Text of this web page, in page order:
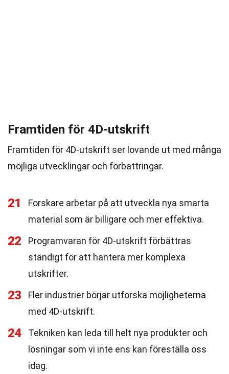
Framtiden för 4D-utskrift
Framtiden för 4D-utskrift ser lovande ut med många
möjliga utvecklingar och förbättringar.
21
Forskare arbetar på att utveckla nya smarta
material som är billigare och mer effektiva.
22
Programvaran för 4D-utskrift förbättras
ständigt för att hantera mer komplexa
utskrifter.
23
Fler industrier börjar utforska möjligheterna
med 4D-utskrift.
24
Tekniken kan leda till helt nya produkter och
lösningar som vi inte ens kan föreställa oss
idag.